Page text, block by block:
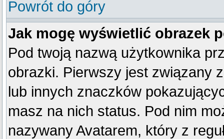
Powrót do góry
Jak mogę wyświetlić obrazek
Pod twoją nazwą użytkownika
obrazki. Pierwszy jest związany
lub innych znaczków
masz na nich status. Pod nim
nazywany Avatarem, który z